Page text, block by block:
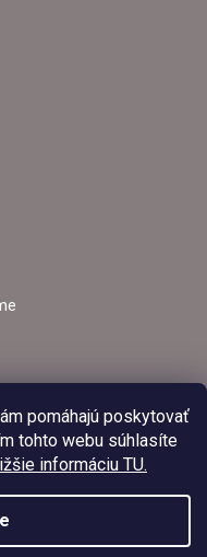
pomáhajú poskytovať
tohto webu súhlasíte
informáciu TU.
EZVAR –